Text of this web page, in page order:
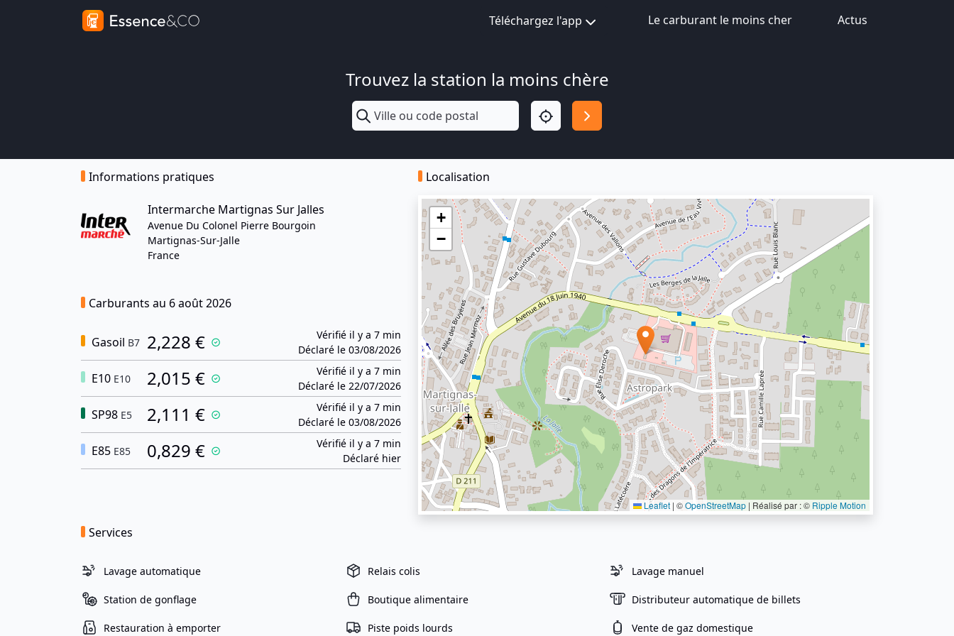
Téléchargez l'app Le carburant le moins cher Actus
Trouvez la station la moins chère
Informations pratiques
Intermarche Martignas Sur Jalles
Avenue Du Colonel Pierre Bourgoin
Martignas-Sur-Jalle
France
Carburants au 6 août 2026
Gasoil B7 2,228 €
Vérifié il y a 7 min
Déclaré le 03/08/2026
E10 E10 2,015 €
Vérifié il y a 7 min
Déclaré le 22/07/2026
SP98 E5 2,111 €
Vérifié il y a 7 min
Déclaré le 03/08/2026
E85 E85 0,829 €
Vérifié il y a 7 min
Déclaré hier
Localisation
+
−
Leaflet | ©OpenStreetMap | Réalisé par : © Ripple Motion
Services
Lavage automatique Relais colis Lavage manuel
Station de gonflage Boutique alimentaire Distributeur automatique de billets
Restauration à emporter Piste poids lourds Vente de gaz domestique